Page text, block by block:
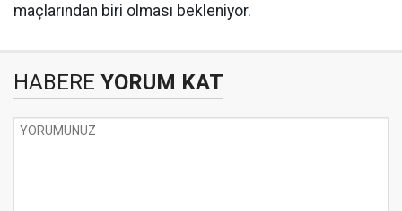
maçlarından biri olması bekleniyor.
HABERE YORUM KAT